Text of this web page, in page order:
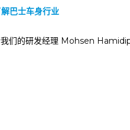
巴士车身行业
们的研发经理 Mohsen